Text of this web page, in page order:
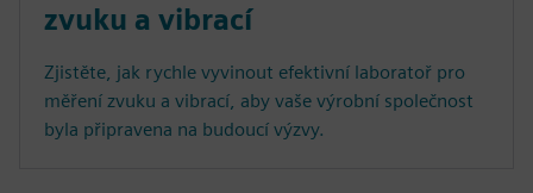
zvuku a vibrací
Zjistěte, jak rychle vyvinout efektivní laboratoř pro
měření zvuku a vibrací, aby vaše výrobní společnost
byla připravena na budoucí výzvy.